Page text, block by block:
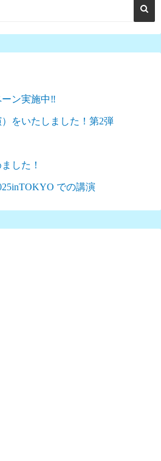
ン実施中‼︎
をいたしました！第2弾
した！
での講演